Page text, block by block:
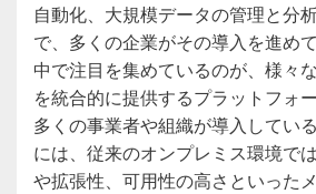
自動化、大規模データの管理と分
で、多くの企業がその導入を進め
中で注目を集めているのが、様々
を統合的に提供するプラットフォ
多くの事業者や組織が導入してい
には、従来のオンプレミス環境で
や拡張性、可用性の高さといった